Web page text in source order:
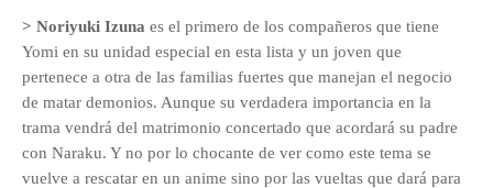
> Noriyuki Izuna es el primero de los compañeros que tiene
Yomi en su unidad especial en esta lista y un joven que
pertenece a otra de las familias fuertes que manejan el negocio
de matar demonios. Aunque su verdadera importancia en la
trama vendrá del matrimonio concertado que acordará su padre
con Naraku. Y no por lo chocante de ver como este tema se
vuelve a rescatar en un anime sino por las vueltas que dará para